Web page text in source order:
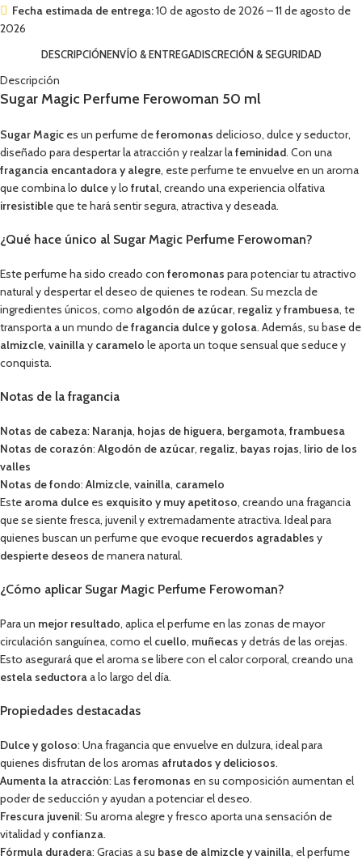
Fecha estimada de entrega:10 de agosto de 2026 – 11 de agosto de
2026
DESCRIPCIÓNENVÍO & ENTREGADISCRECIÓN & SEGURIDAD
Descripción
Sugar Magic Perfume Ferowoman 50 ml
Sugar Magic es un perfume deferomonas delicioso, dulce y seductor,
diseñado para despertar la atracción y realzar lafeminidad. Con una
fragancia encantadora y alegre, este perfume te envuelve en un aroma
que combina lo dulcey lo frutal, creando una experiencia olfativa
irresistibleque te hará sentir segura, atractiva y deseada.
¿Qué hace único al Sugar Magic Perfume Ferowoman?
Este perfume ha sido creado con feromonas para potenciar tu atractivo
natural y despertar el deseo de quienes te rodean. Su mezcla de
ingredientes únicos, como algodón de azúcar, regaliz yframbuesa, te
transporta a un mundo defragancia dulce y golosa. Además, su base de
almizcle, vainillay caramelo le aporta un toque sensual que seduce y
conquista.
Notas de la fragancia
Notas de cabeza: Naranja, hojas de higuera, bergamota, frambuesa
Notas de corazón: Algodón de azúcar, regaliz, bayas rojas, lirio de los
valles
Notas de fondo: Almizcle, vainilla, caramelo
Este aroma dulce es exquisito y muy apetitoso, creando una fragancia
que se siente fresca, juvenil y extremadamente atractiva. Ideal para
quienes buscan un perfume que evoque recuerdos agradables y
despierte deseos de manera natural.
¿Cómo aplicar Sugar Magic Perfume Ferowoman?
Para un mejor resultado, aplica el perfume en las zonas de mayor
circulación sanguínea, como el cuello, muñecas y detrás de las orejas.
Esto asegurará que el aroma se libere con el calor corporal, creando una
estela seductoraa lo largo del día.
Propiedades destacadas
Dulce y goloso: Una fragancia que envuelve en dulzura, ideal para
quienes disfrutan de los aromas afrutados y deliciosos.
Aumenta la atracción: Las feromonas en su composición aumentan el
poder de seducción y ayudan a potenciar el deseo.
Frescura juvenil: Su aroma alegre y fresco aporta una sensación de
vitalidad y confianza.
Fórmula duradera: Gracias a su base de almizcle y vainilla, el perfume